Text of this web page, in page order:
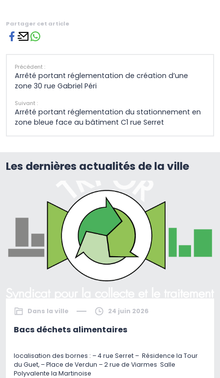
Partager cet article
Précédent :
Arrêté portant réglementation de création d’une
zone 30 rue Gabriel Péri
Suivant :
Arrêté portant réglementation du stationnement en
zone bleue face au bâtiment C1 rue Serret
Les dernières actualités de la ville
Dans la ville 24 juin 2026
Bacs déchets alimentaires
localisation des bornes : – 4 rue Serret – Résidence la Tour
du Guet, – Place de Verdun – 2 rue de Viarmes Salle
Polyvalente la Martinoise